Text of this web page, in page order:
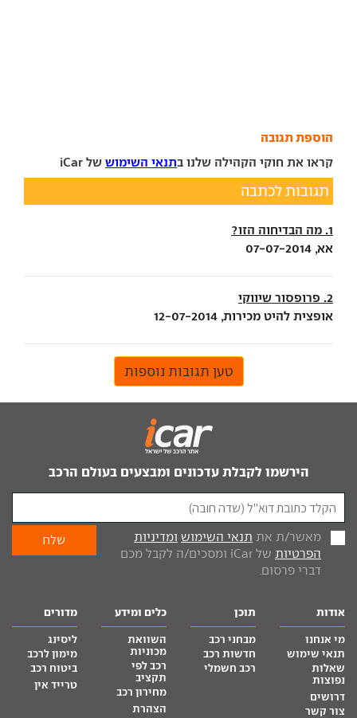
הוספת תגובה
קראו את חוקי הקהילה שלנו בתנאי השימוש של iCar
תגובות לכתבה
1. מה הבדיחוה הזו?
אא, 07-07-2014
2. פרופסור שיווקי
אופצית להיט מכירות, 12-07-2014
טען תגובות נוספות
הירשמו לקבלת עדכונים ומבצעים בעולם הרכב
מאשר/ת את תנאי השימוש ומדיניות
הפרטיות
של iCar ומסכים/ה לקבל מכם
דברי פרסום.
אודות
מי אנחנו
תנאי שימוש
שאלות
נפוצות
דרושים
צור קשר
תוכן
מבחני רכב
חדשות רכב
רכב חשמלי
כלים ומידע
השוואת
מכוניות
רכב לפי
תקציב
מחירון רכב
הצהרת
מדורים
ליסינג
מימון לרכב
ביטוח רכב
טרייד אין